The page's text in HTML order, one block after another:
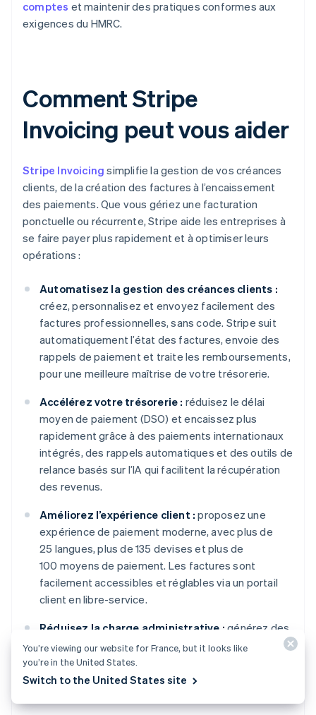
comptes et maintenir des pratiques conformes aux
exigences du HMRC.
Comment Stripe
Invoicing peut vous aider
Stripe Invoicing simplifie la gestion de vos créances
clients, de la création des factures à l’encaissement
des paiements. Que vous gériez une facturation
ponctuelle ou récurrente, Stripe aide les entreprises à
se faire payer plus rapidement et à optimiser leurs
opérations :
Automatisez la gestion des créances clients :
créez, personnalisez et envoyez facilement des
factures professionnelles, sans code. Stripe suit
automatiquement l’état des factures, envoie des
rappels de paiement et traite les remboursements,
pour une meilleure maîtrise de votre trésorerie.
Accélérez votre trésorerie : réduisez le délai
moyen de paiement (DSO) et encaissez plus
rapidement grâce à des paiements internationaux
intégrés, des rappels automatiques et des outils de
relance basés sur l’IA qui facilitent la récupération
des revenus.
Améliorez l’expérience client : proposez une
expérience de paiement moderne, avec plus de
25 langues, plus de 135 devises et plus de
100 moyens de paiement. Les factures sont
facilement accessibles et réglables via un portail
client en libre-service.
Réduisez la charge administrative : générez des
factures en quelques minutes et limitez le temps
consacré aux relances grâce aux rappels
automatiques et à une page de paiement hébergée
You’re viewing our website for France, but it looks like
you’re in the United States.
Switch to the United States site